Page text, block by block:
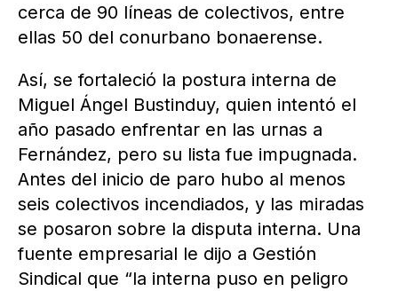
cerca de 90 líneas de colectivos, entre
ellas 50 del conurbano bonaerense.
Así, se fortaleció la postura interna de
Miguel Ángel Bustinduy, quien intentó el
año pasado enfrentar en las urnas a
Fernández, pero su lista fue impugnada.
Antes del inicio de paro hubo al menos
seis colectivos incendiados, y las miradas
se posaron sobre la disputa interna. Una
fuente empresarial le dijo a Gestión
Sindical que “la interna puso en peligro